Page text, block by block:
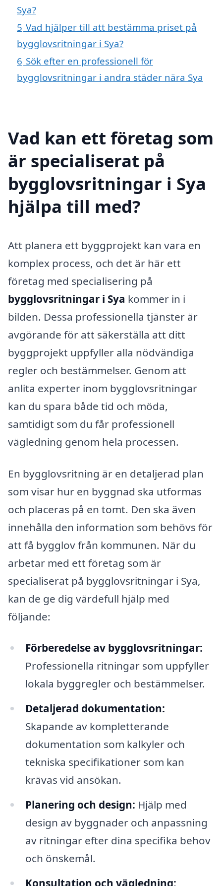
Sya?
5 Vad hjälper till att bestämma priset på
bygglovsritningar i Sya?
6 Sök efter en professionell för
bygglovsritningar i andra städer nära Sya
Vad kan ett företag som
är specialiserat på
bygglovsritningar i Sya
hjälpa till med?
Att planera ett byggprojekt kan vara en
komplex process, och det är här ett
företag med specialisering på
bygglovsritningar i Sya kommer in i
bilden. Dessa professionella tjänster är
avgörande för att säkerställa att ditt
byggprojekt uppfyller alla nödvändiga
regler och bestämmelser. Genom att
anlita experter inom bygglovsritningar
kan du spara både tid och möda,
samtidigt som du får professionell
vägledning genom hela processen.
En bygglovsritning är en detaljerad plan
som visar hur en byggnad ska utformas
och placeras på en tomt. Den ska även
innehålla den information som behövs för
att få bygglov från kommunen. När du
arbetar med ett företag som är
specialiserat på bygglovsritningar i Sya,
kan de ge dig värdefull hjälp med
följande:
Förberedelse av bygglovsritningar:
Professionella ritningar som uppfyller
lokala byggregler och bestämmelser.
Detaljerad dokumentation:
Skapande av kompletterande
dokumentation som kalkyler och
tekniska specifikationer som kan
krävas vid ansökan.
Planering och design: Hjälp med
design av byggnader och anpassning
av ritningar efter dina specifika behov
och önskemål.
Konsultation och vägledning: